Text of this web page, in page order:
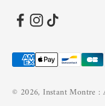
© 2026, Instant Montre :